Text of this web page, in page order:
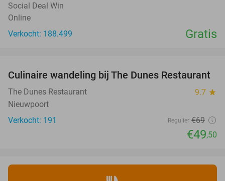
Social Deal Win
Online
Verkocht: 188.499
Gratis
28%
Culinaire wandeling bij The Dunes Restaurant
The Dunes Restaurant 9.7 star
Nieuwpoort
Verkocht: 191
Regulier €69
€49,50